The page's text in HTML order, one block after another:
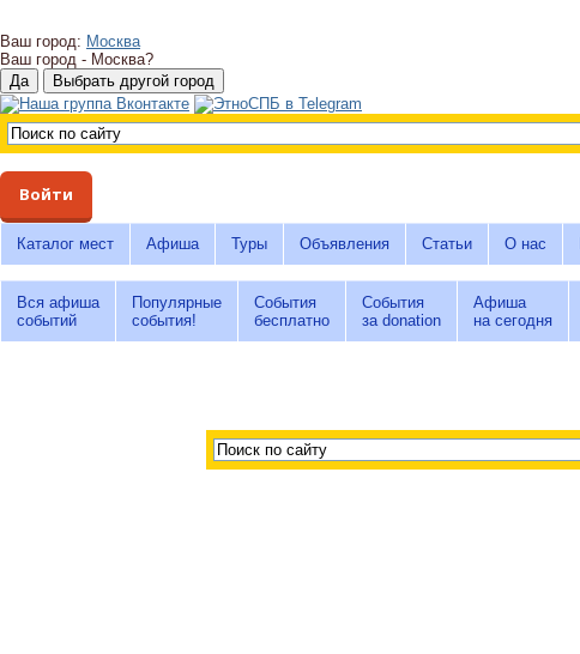
Ваш город: Москва
Ваш город - Москва?
Войти
Каталог мест Афиша Туры Объявления Статьи О нас
Вся афиша
событий
Популярные
события!
События
бесплатно
События
за donation
Афиша
на сегодня